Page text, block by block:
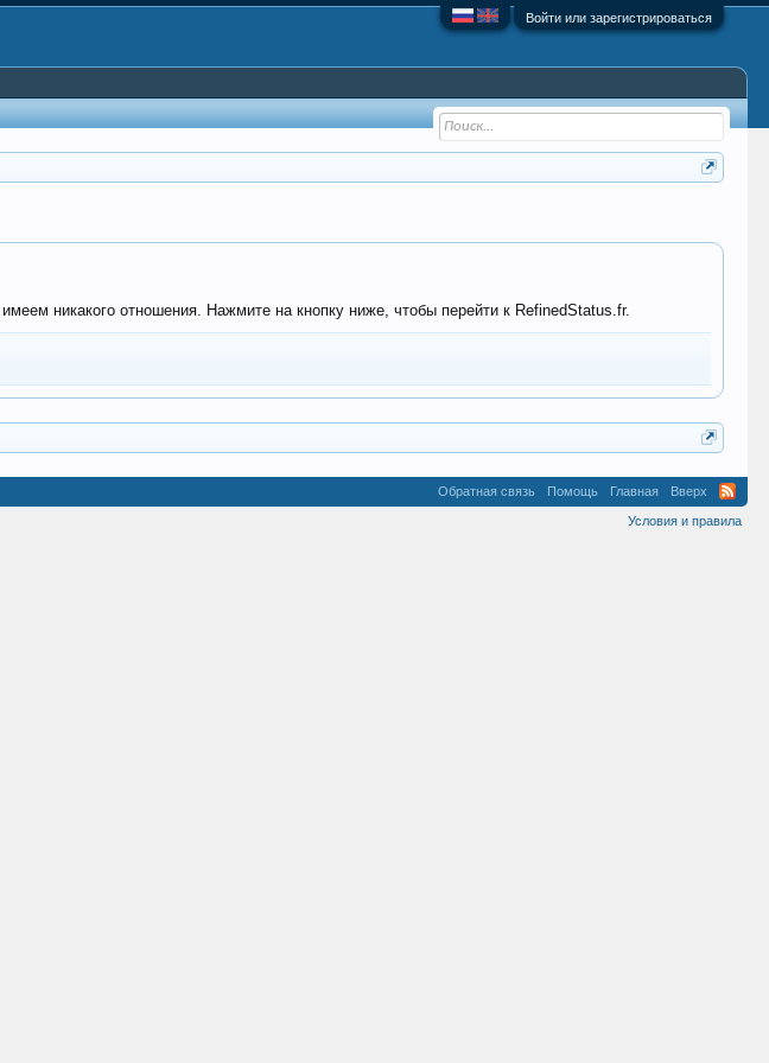
Войти или зарегистрироваться
никакого отношения. Нажмите на кнопку ниже, чтобы перейти к RefinedStatus.fr.
Обратная связь Помощь Главная Вверх
Условия и правила